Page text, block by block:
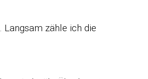
zähle ich die